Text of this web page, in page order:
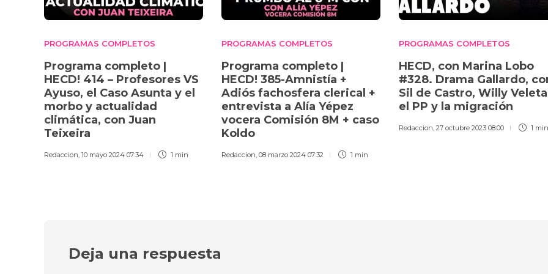
PROGRAMAS COMPLETOS
Programa completo |
HECD! 414 – Profesores VS
Ayuso, el Caso Asunta y el
morbo y actualidad
climática, con Juan
Teixeira
Redaccion 10 mayo 2024 07:34 1 min
PROGRAMAS COMPLETOS
Programa completo |
HECD! 385-Amnistía +
Adiós fachosfera clerical +
entrevista a Alía Yépez
vocera Comisión 8M + caso
Koldo
Redaccion 08 marzo 2024 07:32 1 min
PROGRAMAS COMPLETOS
HECD, con Marina Lobo
#328. Drama Gallardo,
Sil de Castro, Willy
el PP y la migración
Redaccion 27 octubre 2023 08:00 1 min
Deja una respuesta